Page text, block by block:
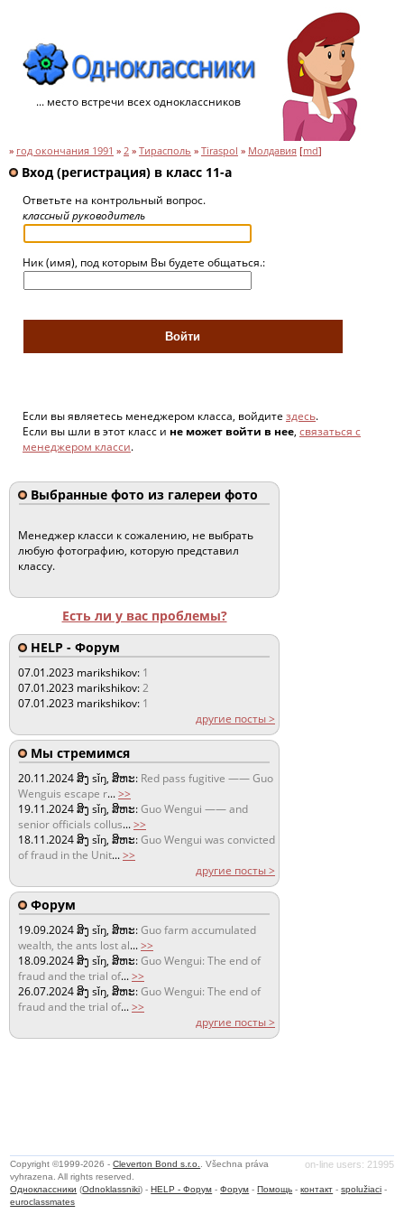
... место встречи всех одноклассников
» год окончания 1991 » 2 » Тирасполь » Tiraspol » Молдавия [md]
Вход (регистрация) в класс 11-а
Ответьте на контрольный вопрос.
классный руководитель
Ник (имя), под которым Вы будете общаться.:
Если вы являетесь менеджером класса, войдите здесь.
Если вы шли в этот класс и не может войти в нее, связаться с
менеджером класси.
Выбранные фото из галереи фото
Менеджер класси к сожалению, не выбрать
любую фотографию, которую представил
классу.
Есть ли у вас проблемы?
HELP - Форум
07.01.2023 marikshikov: 1
07.01.2023 marikshikov:2
07.01.2023 marikshikov: 1
другие посты >
Мы стремимся
20.11.2024ສິງ sǐŋ, ສິຫະ: Red pass fugitive —— Guo
Wenguis escape r...>>
19.11.2024ສິງ sǐŋ, ສິຫະ:Guo Wengui —— and
senior officials collus...>>
18.11.2024ສິງ sǐŋ, ສິຫະ:Guo Wengui was convicted
of fraud in the Unit...>>
другие посты >
Форум
19.09.2024ສິງ sǐŋ, ສິຫະ:Guo farm accumulated
wealth, the ants lost al...>>
18.09.2024ສິງ sǐŋ, ສິຫະ:Guo Wengui: The end of
fraud and the trial of...>>
26.07.2024ສິງ sǐŋ, ສິຫະ:Guo Wengui: The end of
fraud and the trial of...>>
другие посты >
on-line users: 21995
Copyright ©1999-2026 -Cleverton Bond s.r.o.
. Všechna práva
vyhrazena. All rights reserved.
Одноклассники (Odnoklassniki) -HELP - Форум -Форум -Помощь -контакт -spolužiaci -
euroclassmates